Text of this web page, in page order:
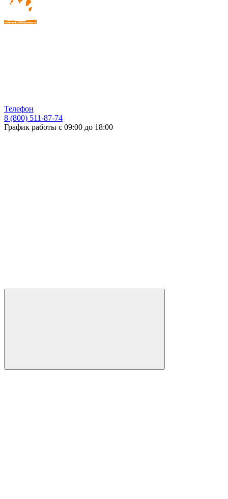
Телефон
8 (800) 511-87-74
График работы с 09:00 до 18:00